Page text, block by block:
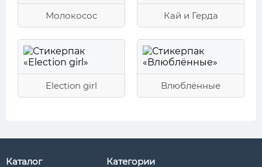
Молокосос Кай и Герда
Election girl Влюблённые
Каталог Категории